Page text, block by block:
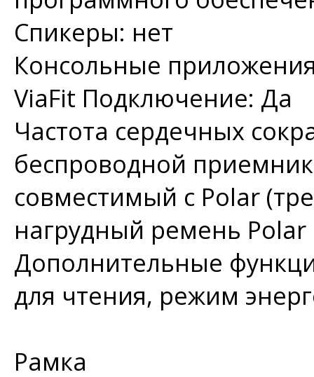
Спикеры: нет
Консольные
ViaFit Подключение: Да
Частота сердечных
беспроводной
совместимый с Polar
нагрудный ремень Polar
Дополнительные
для чтения, режим
Рамка